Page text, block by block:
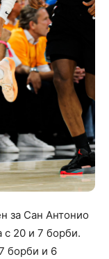
за Сан Антонио
с 20 и 7 борби.
борби и 6